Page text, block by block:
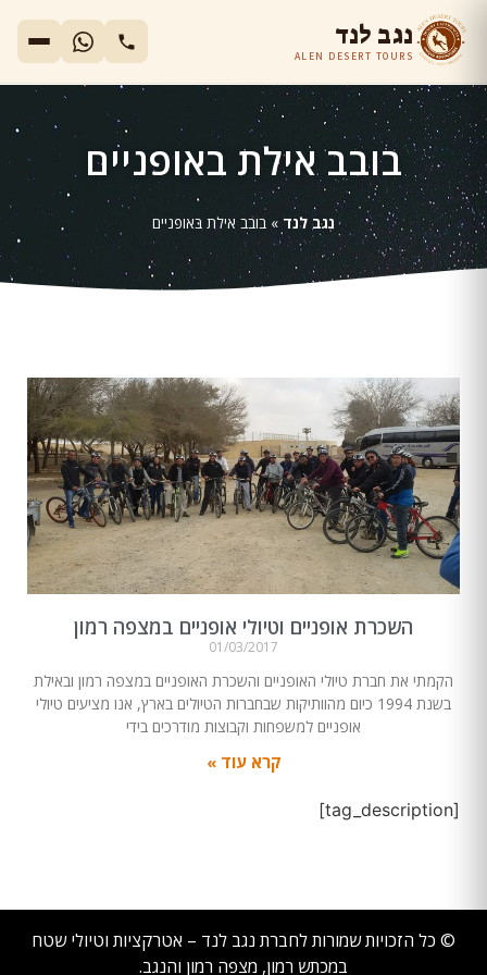
נגב לנד
ALEN DESERT TOURS
בובב אילת באופניים
נגב לנד » בובב אילת באופניים
השכרת אופניים וטיולי אופניים במצפה רמון
01/03/2017
הקמתי את חברת טיולי האופניים והשכרת האופניים במצפה רמון ובאילת
בשנת 1994 כיום מהוותיקות שבחברות הטיולים בארץ, אנו מציעים טיולי
אופניים למשפחות וקבוצות מודרכים בידי
קרא עוד »
[tag_description]
© כל הזכויות שמורות לחברת נגב לנד – אטרקציות וטיולי שטח
במכתש רמון, מצפה רמון והנגב.